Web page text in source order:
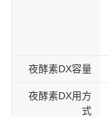
夜酵素DX容量
夜酵素DX用方
式